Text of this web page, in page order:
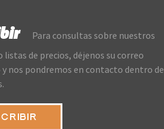
Para consultas sobre nuestros
listas de precios, déjenos su correo
nos pondremos en contacto dentro de